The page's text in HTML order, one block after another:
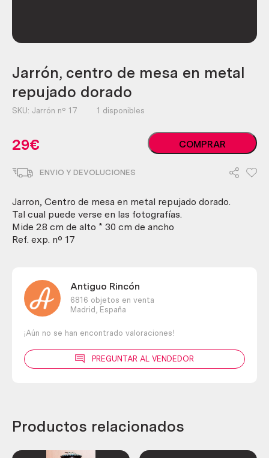
Jarrón, centro de mesa en metal
repujado dorado
SKU: Jarrón nº 17 1 disponibles
29€
Jarrón,
centro
metal
repujado
dorado
COMPRAR
ENVIO Y DEVOLUCIONES
Jarron, Centro de mesa en metal repujado dorado.
Tal cual puede verse en las fotografías.
Mide 28 cm de alto * 30 cm de ancho
Ref. exp. nº 17
Antiguo Rincón
6816 objetos en venta
Madrid,
España
¡Aún no se han encontrado valoraciones!
PREGUNTAR AL VENDEDOR
Productos relacionados